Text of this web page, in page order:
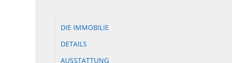
DIE IMMOBILIE
DETAILS
AUSSTATTUNG